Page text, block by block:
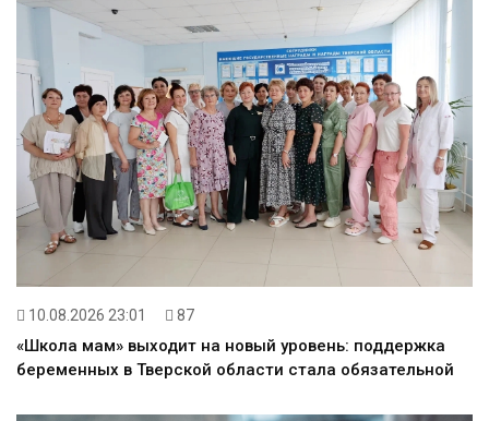
10.08.2026 23:01 87
«Школа мам» выходит на новый уровень: поддержка
беременных в Тверской области стала обязательной